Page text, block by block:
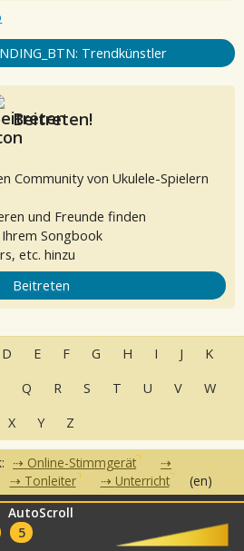
AutoScroll
5
Trendkünstler
Beitreten!
Community von Ukulele-Spielern
und Freunde finden
Songbook
etc. hinzu
Beitreten
D E F G H I J
K
Q R S T U V
W
X
Y Z
Online-Stimmgerät
Tonleiter Unterricht (en)
Partner•Clubs